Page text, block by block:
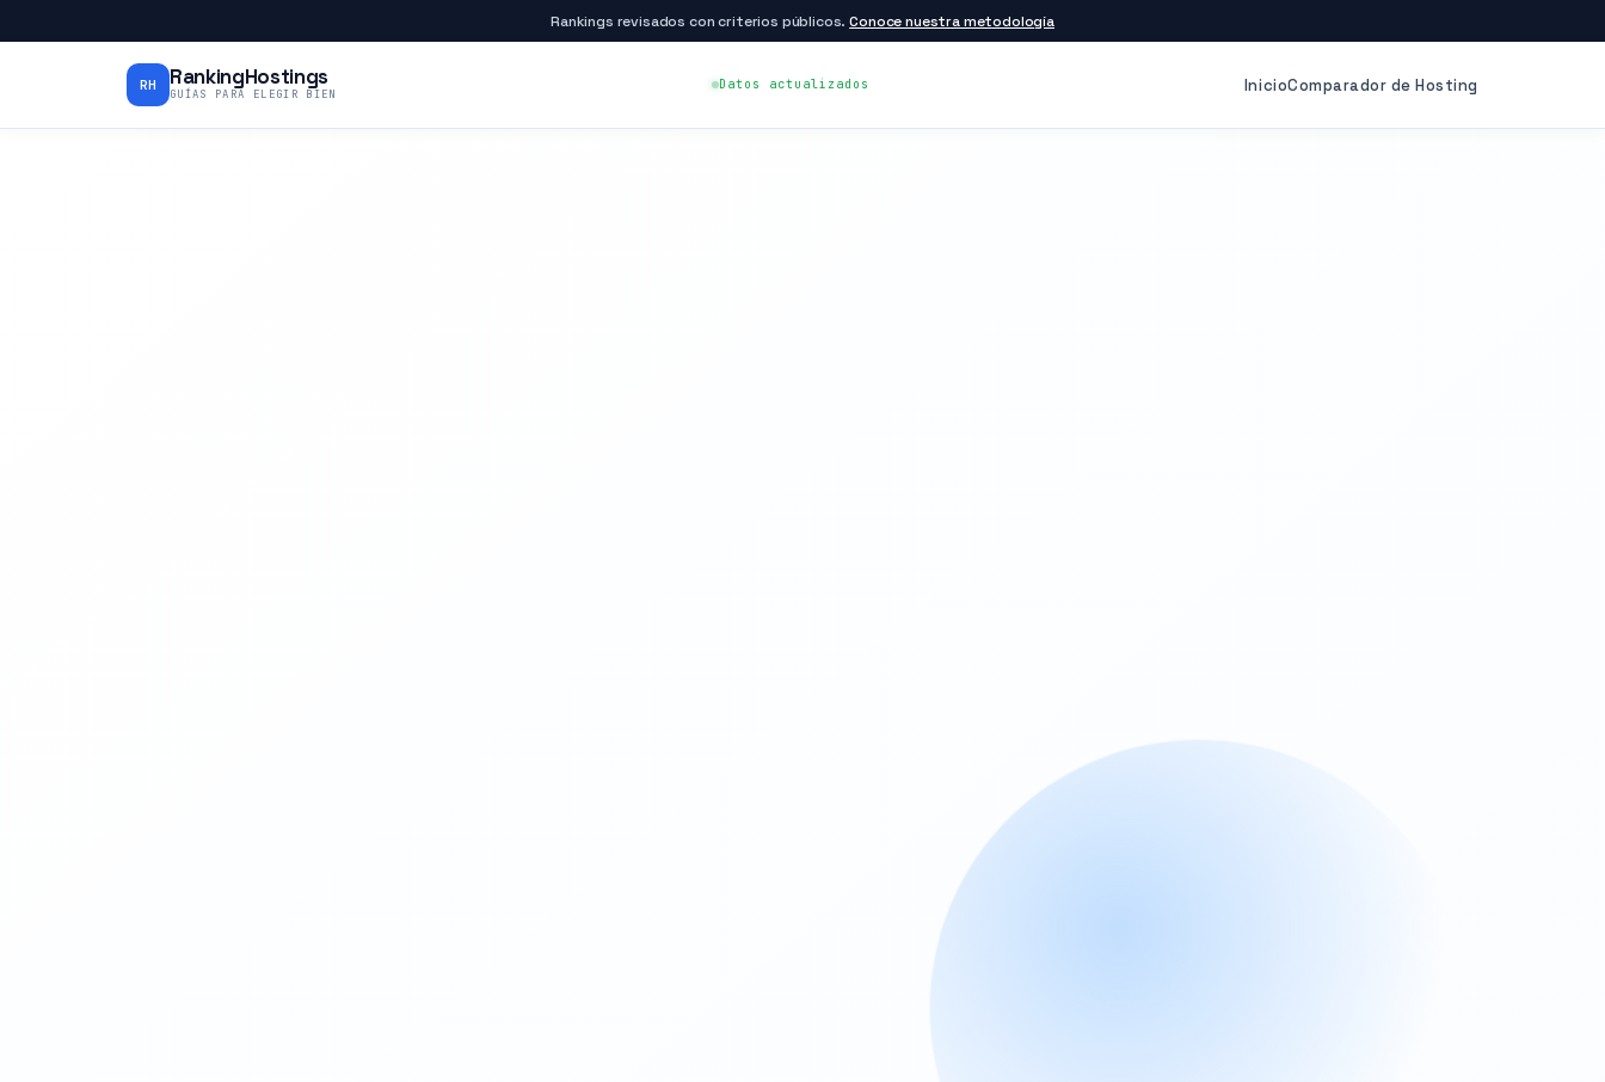
Rankings revisados con criterios públicos.Conoce nuestra metodología
RH RankingHostings
GUÍAS PARA ELEGIR BIEN
Datos actualizados InicioComparador de Hosting